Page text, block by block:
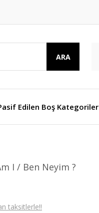
ARA
Edilen Boş Kategoriler
I / Ben Neyim ?
taksitlerle!!